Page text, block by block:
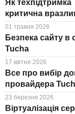
Як
критична
01 травня 2026
Безпека сайту в
Tucha
17 квітня 2026
Все про вибір
провайдера
23 березня 2026
Віртуалізація